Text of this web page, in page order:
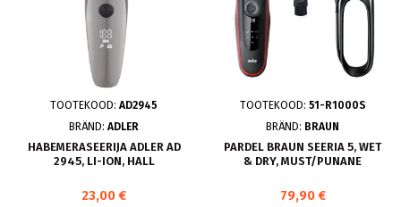
TOOTEKOOD: AD2945
BRÄND: ADLER
HABEMERASEERIJA ADLER AD
2945, LI-ION, HALL
23,00 €
TOOTEKOOD: 51-R1000S
BRÄND: BRAUN
PARDEL BRAUN SEERIA 5, WET
& DRY, MUST/PUNANE
79,90 €